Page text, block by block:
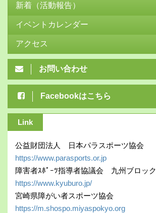
新着（活動報告）
イベントカレンダー
アクセス
お問い合わせ
Facebookはこちら
Link
公益財団法人 日本パラスポーツ協会
https://www.parasports.or.jp
障害者ｽﾎﾟｰﾂ指導者協議会 九州ブロック
https://www.kyuburo.jp/
宮崎県障がい者スポーツ協会
https://m.shospo.miyaspokyo.org